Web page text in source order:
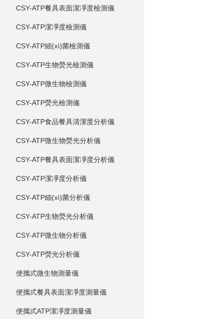
CSY-ATP餐具表面潔凈度檢測儀
CSY-ATP潔凈度檢測儀
CSY-ATP細(xì)菌檢測儀
CSY-ATP生物熒光檢測儀
CSY-ATP微生物檢測儀
CSY-ATP熒光檢測儀
CSY-ATP食品餐具清潔度分析儀
CSY-ATP微生物熒光分析儀
CSY-ATP餐具表面潔凈度分析儀
CSY-ATP潔凈度分析儀
CSY-ATP細(xì)菌分析儀
CSY-ATP生物熒光分析儀
CSY-ATP微生物分析儀
CSY-ATP熒光分析儀
便攜式微生物測量儀
便攜式餐具表面潔凈度測量儀
便攜式ATP潔凈度測量儀